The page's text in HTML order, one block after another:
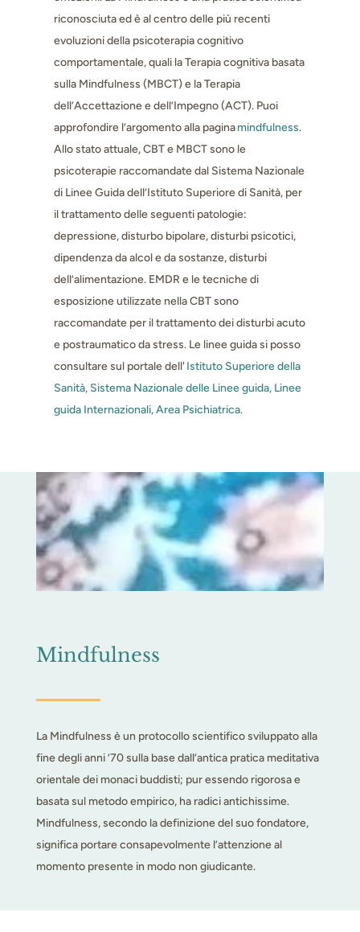
riconosciuta ed è al centro delle più recenti
evoluzioni della psicoterapia cognitivo
comportamentale, quali la Terapia cognitiva basata
sulla Mindfulness (MBCT) e la Terapia
dell’Accettazione e dell’Impegno (ACT). Puoi
approfondire l’argomento alla paginamindfulness.
Allo stato attuale, CBT e MBCT sono le
psicoterapie raccomandate dal Sistema Nazionale
di Linee Guida dell’Istituto Superiore di Sanità, per
il trattamento delle seguenti patologie:
depressione, disturbo bipolare, disturbi psicotici,
dipendenza da alcol e da sostanze, disturbi
dell’alimentazione. EMDR e le tecniche di
esposizione utilizzate nella CBT sono
raccomandate per il trattamento dei disturbi acuto
e postraumatico da stress. Le linee guida si posso
consultare sul portale dell' Istituto Superiore della
Sanità, Sistema Nazionale delle Linee guida, Linee
guida Internazionali, Area Psichiatrica.
Mindfulness
La Mindfulness è un protocollo scientifico sviluppato alla
fine degli anni ’70 sulla base dall’antica pratica meditativa
orientale dei monaci buddisti; pur essendo rigorosa e
basata sul metodo empirico, ha radici antichissime.
Mindfulness, secondo la definizione del suo fondatore,
significa portare consapevolmente l’attenzione al
momento presente in modo non giudicante.